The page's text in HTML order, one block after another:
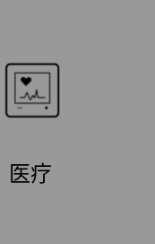
医疗